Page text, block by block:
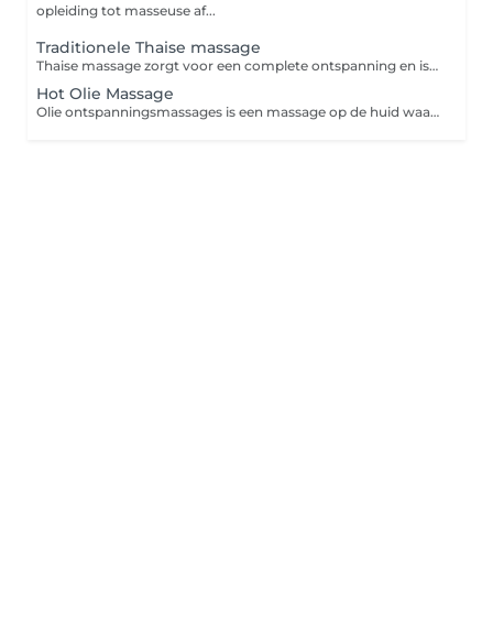
opleiding tot masseuse af...
Traditionele Thaise massage
Thaise massage zorgt voor een complete ontspanning en is daarmee een doeltreffend middel tegen fysieke en geestelijke spanning. Het helpt de vermoeidheid te bestrijden en geeft energie. Daarnaast is het werkzaam tegen pijnklachten zoals nek-rug-schouder en hoofdpijn, ook stimuleert het ons zenuwstelsel en verbetert het de circulatie van het bloed. Wees er op voorbereid dat een Thaise massage enigszins pijnlijk kan zijn. Denken sommige mensen dat ook seksuele handelingen onderdeel zijn van de Thaise massage? Dat is absoluut NIET waar, Onze Thaise massages worden uitsluitend uitgevoerd door professionele en gediplomeerde medewerkers.
Hot Olie Massage
Olie ontspanningsmassages is een massage op de huid waarbij een warme olie, wordt gebruikt. De huid en spieren ontspannen zich door middel van zachte tot harde handelingen zoals strijken en kneden. Deze massage stimuleert de doorbloeding van de weefsels, voert de afvalstoffen af en verbetert de spierfunctie. De stofwisseling van de spieren vermindert harde, gespannen en pijnlijke spieren . Tevens is het goed als u hoofdpijn heeft en vermindert stress. De ademhaling wordt regelmatiger en de hartslag rustiger.